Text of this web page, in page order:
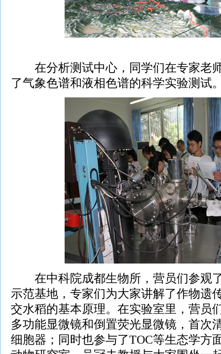
在分析测试中心，同学们在专家老
了气象色谱和液相色谱的科学实验测试
在中科院成都生物所，营员们参观
示范基地，专家们为大家讲解了作物遗
交水稻的基本原理。在实验室里，营员
多功能显微镜和倒置荧光显微镜，首次
细胞器；同时也参与了TOC等生态学方